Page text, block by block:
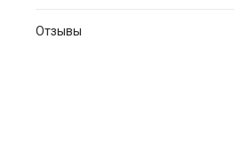
Отзывы